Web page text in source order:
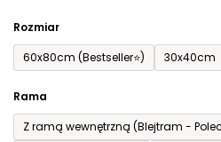
Rozmiar
60x80cm (Bestseller⭐)
30x40cm
Rama
Z ramą wewnętrzną (Blejtram -